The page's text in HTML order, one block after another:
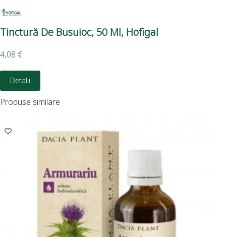
Tinctură De Busuioc, 50 Ml, Hofigal
4,08 €
Detalii
Produse similare